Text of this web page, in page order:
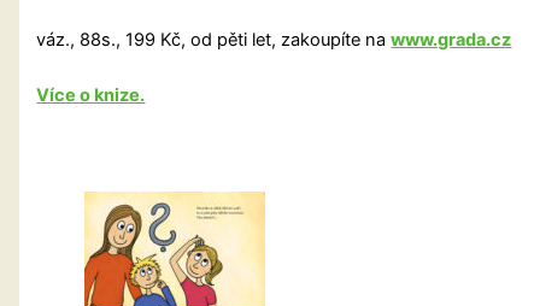
váz., 88s., 199 Kč, od pěti let, zakoupíte nawww.grada.cz
Více o knize.